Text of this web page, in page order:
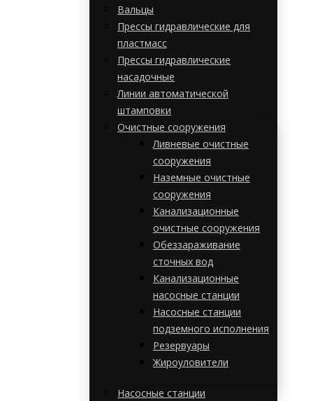
Вальцы
Прессы гидравлические для
пластмасс
Прессы гидравлические
насадочные
Линии автоматической
штамповки
Очистные сооружения
Ливневые очистные
сооружения
Наземные очистные
сооружения
Канализационные
очистные сооружения
Обеззараживание
сточных вод
Канализационные
насосные станции
Насосные станции
подземного исполнения
Резервуары
Жироуловители
Насосные станции